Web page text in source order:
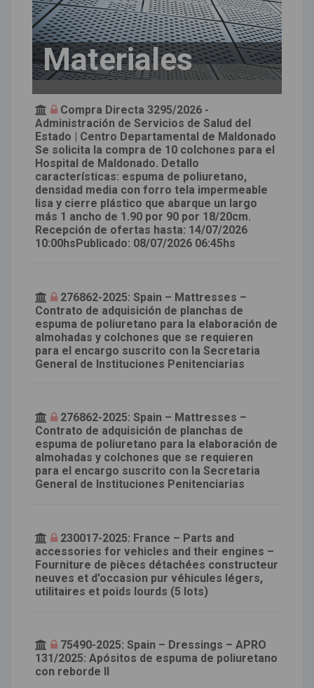
Materiales
Compra Directa 3295/2026 -
Administración de Servicios de Salud del
Estado | Centro Departamental de Maldonado
Se solicita la compra de 10 colchones para el
Hospital de Maldonado. Detallo
características: espuma de poliuretano,
densidad media con forro tela impermeable
lisa y cierre plástico que abarque un largo
más 1 ancho de 1.90 por 90 por 18/20cm.
Recepción de ofertas hasta: 14/07/2026
10:00hsPublicado: 08/07/2026 06:45hs
276862-2025: Spain – Mattresses –
Contrato de adquisición de planchas de
espuma de poliuretano para la elaboración de
almohadas y colchones que se requieren
para el encargo suscrito con la Secretaria
General de Instituciones Penitenciarias
276862-2025: Spain – Mattresses –
Contrato de adquisición de planchas de
espuma de poliuretano para la elaboración de
almohadas y colchones que se requieren
para el encargo suscrito con la Secretaria
General de Instituciones Penitenciarias
230017-2025: France – Parts and
accessories for vehicles and their engines –
Fourniture de pièces détachées constructeur
neuves et d'occasion pur véhicules légers,
utilitaires et poids lourds (5 lots)
75490-2025: Spain – Dressings – APRO
131/2025: Apósitos de espuma de poliuretano
con reborde II